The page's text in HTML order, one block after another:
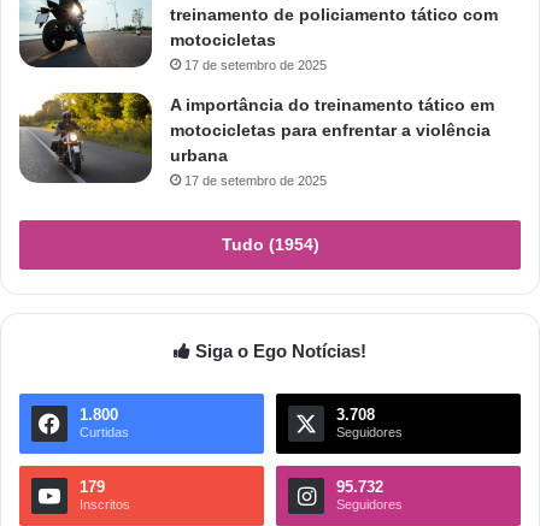
treinamento de policiamento tático com
motocicletas
17 de setembro de 2025
A importância do treinamento tático em
motocicletas para enfrentar a violência
urbana
17 de setembro de 2025
Tudo (1954)
Siga o Ego Notícias!
1.800
Curtidas
3.708
Seguidores
179
Inscritos
95.732
Seguidores